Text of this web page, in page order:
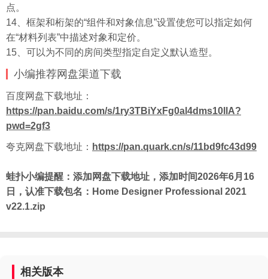
点。
14、框架和桁架的“组件和对象信息”设置使您可以指定如何
在“材料列表”中描述对象和定价。
15、可以为不同的房间类型指定自定义默认造型。
小编推荐网盘渠道下载
百度网盘下载地址：
https://pan.baidu.com/s/1ry3TBiYxFg0al4dms10llA?
pwd=2gf3
夸克网盘下载地址： https://pan.quark.cn/s/11bd9fc43d99
蛙扑小编提醒：添加网盘下载地址，添加时间2026年6月16
日，认准下载包名：Home Designer Professional 2021
v22.1.zip
相关版本